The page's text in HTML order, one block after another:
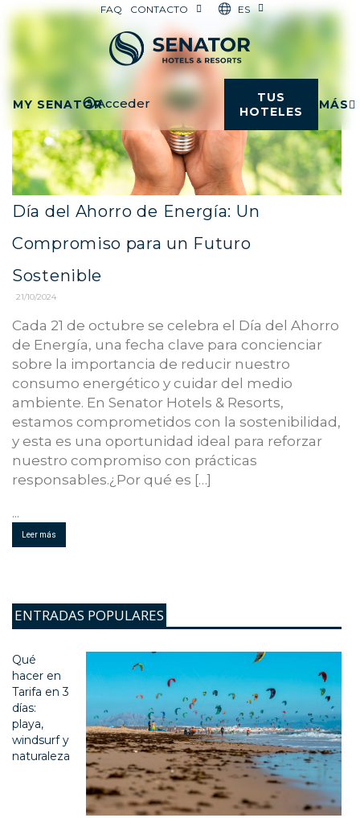
FAQ CONTACTO ES
MY SENATORAcceder
TUS
HOTELES
MÁS
Día del Ahorro de Energía: Un
Compromiso para un Futuro
Sostenible
21/10/2024
Cada 21 de octubre se celebra el Día del Ahorro
de Energía, una fecha clave para concienciar
sobre la importancia de reducir nuestro
consumo energético y cuidar del medio
ambiente. En Senator Hotels & Resorts,
estamos comprometidos con la sostenibilidad,
y esta es una oportunidad ideal para reforzar
nuestro compromiso con prácticas
responsables.¿Por qué es […]
...
Leer más
ENTRADAS POPULARES
Qué
hacer en
Tarifa en 3
días:
playa,
windsurf y
naturaleza